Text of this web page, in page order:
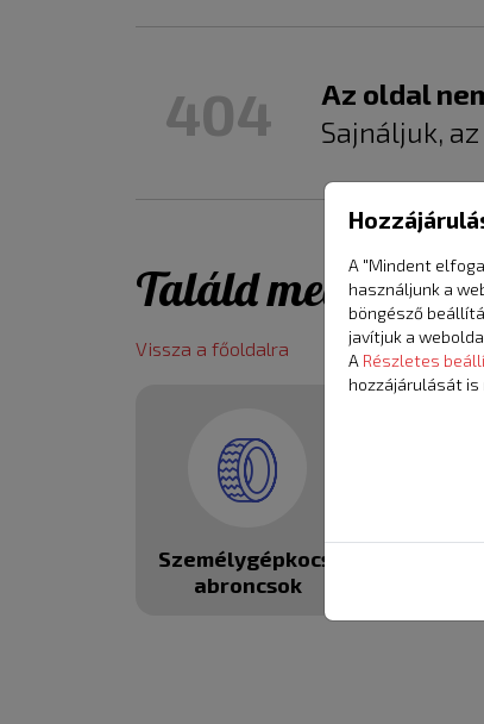
404
Az oldal
Sajnáljuk,
Találd meg amit
Vissza a főoldalra
Személygépkocsi
abroncsok
A "Mindent
használjunk a
böngésző
javítjuk a
A Részletes
hozzájárulását is